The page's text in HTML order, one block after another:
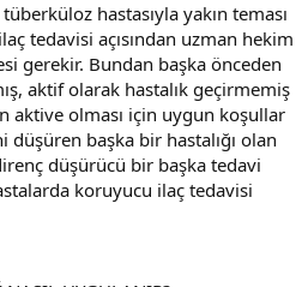
hastasıyla yakın teması
tedavisi açısından uzman hekim
gerekir. Bundan başka önceden
aktif olarak hastalık geçirmemiş
aktive olması için uygun koşullar
düşüren başka bir hastalığı olan
düşürücü bir başka tedavi
koruyucu ilaç tedavisi